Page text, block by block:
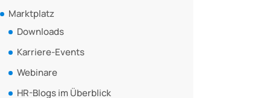
Marktplatz
Downloads
Karriere-Events
Webinare
HR-Blogs im Überblick